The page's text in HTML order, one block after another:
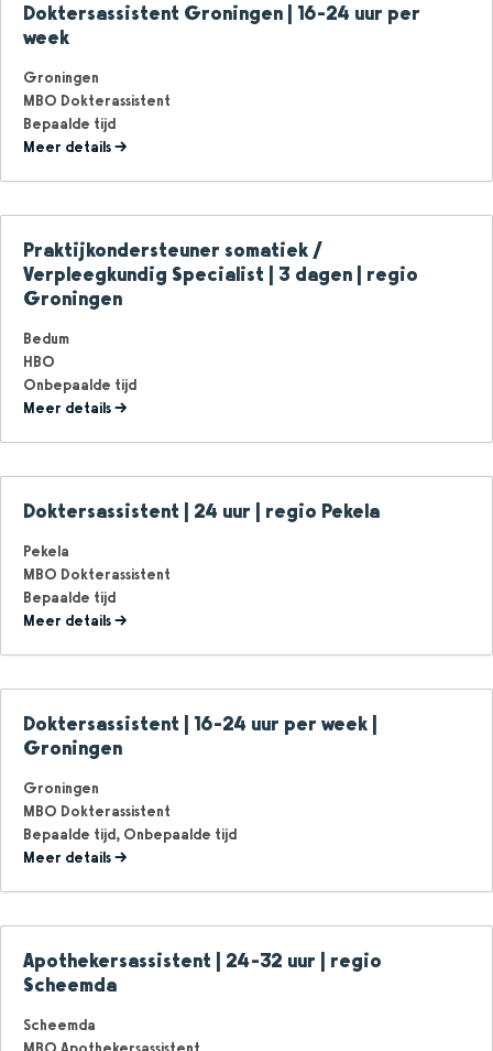
Doktersassistent Groningen | 16-24 uur per
week
Groningen
MBO Dokterassistent
Bepaalde tijd
Meer details
Praktijkondersteuner somatiek /
Verpleegkundig Specialist | 3 dagen | regio
Groningen
Bedum
HBO
Onbepaalde tijd
Meer details
Doktersassistent | 24 uur | regio Pekela
Pekela
MBO Dokterassistent
Bepaalde tijd
Meer details
Doktersassistent | 16-24 uur per week |
Groningen
Groningen
MBO Dokterassistent
Bepaalde tijd Onbepaalde tijd
Meer details
Apothekersassistent | 24-32 uur | regio
Scheemda
Scheemda